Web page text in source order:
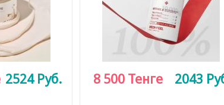
2524 Руб. 8 500 Тенге 2043